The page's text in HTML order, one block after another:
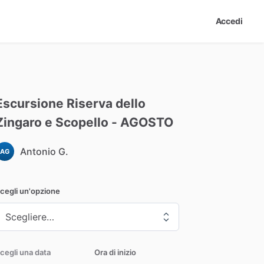
Accedi
Riserva dello
e Scopello - AGOSTO
AG Antonio G.
un'opzione
una data Ora di inizio